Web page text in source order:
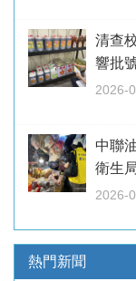
清查
響批
2026-
中聯
衛生
2026-
熱門新聞